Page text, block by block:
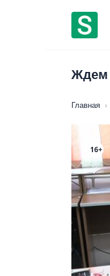
Ждем
Главная ›